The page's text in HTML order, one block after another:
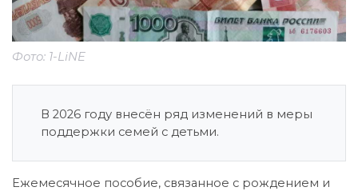
Фото: 1-LiNE
В 2026 году внесён ряд изменений в меры
поддержки семей с детьми.
Ежемесячное пособие, связанное с рождением и